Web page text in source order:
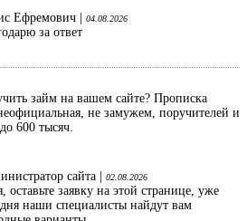
Ефремович | 04.08.2026
за ответ
займ на вашем сайте? Прописка
не замужем, поручителей и
600 тысяч.
сайта |
02.08.2026
оставьте заявку на этой странице, уже
наши специалисты найдут вам